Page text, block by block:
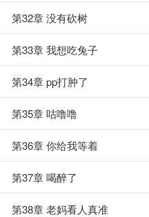
第32章 没有砍树
第33章 我想吃兔子
第34章 pp打肿了
第35章 咕噜噜
第36章 你给我等着
第37章 喝醉了
第38章 老妈看人真准